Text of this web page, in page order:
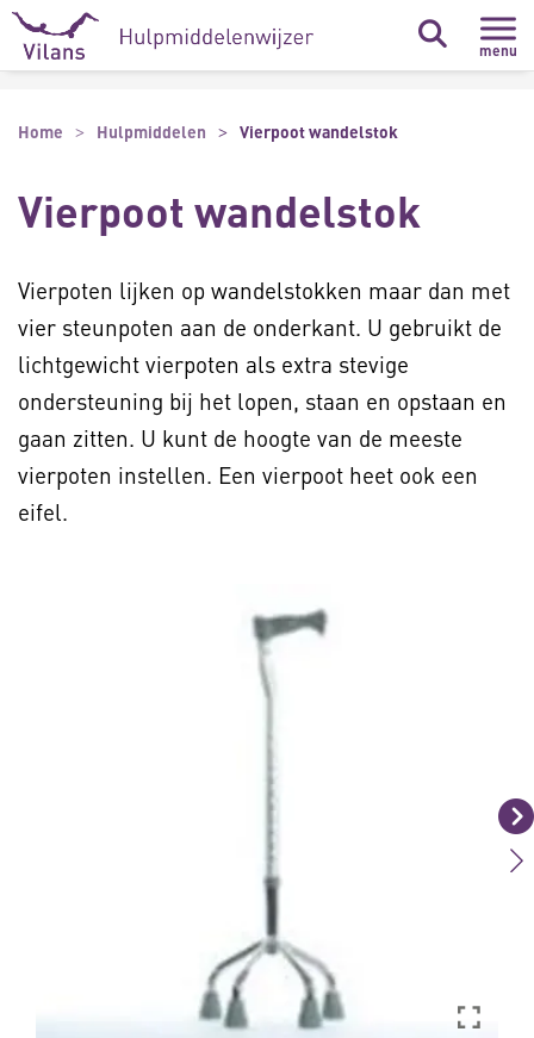
Naar hoofdinhoud
Naar footer
menu
Home Hulpmiddelen Vierpoot wandelstok
Vierpoot wandelstok
Vierpoten lijken op wandelstokken maar dan met
vier steunpoten aan de onderkant. U gebruikt de
lichtgewicht vierpoten als extra stevige
ondersteuning bij het lopen, staan en opstaan en
gaan zitten. U kunt de hoogte van de meeste
vierpoten instellen. Een vierpoot heet ook een
eifel.